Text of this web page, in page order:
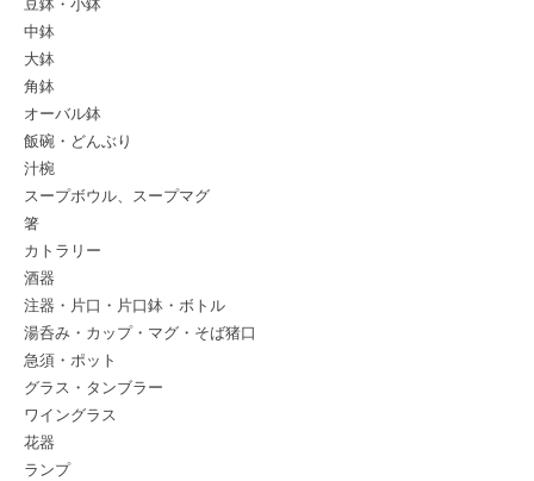
中鉢
大鉢
角鉢
オーバル鉢
飯碗・どんぶり
汁椀
スープボウル、スープマグ
箸
カトラリー
酒器
注器・片口・片口鉢・ボトル
湯呑み・カップ・マグ・そば猪口
急須・ポット
グラス・タンブラー
ワイングラス
花器
ランプ